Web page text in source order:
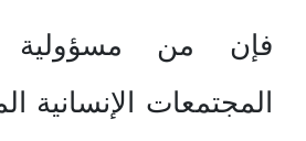
فإن من
المجتمعات الإنسانية